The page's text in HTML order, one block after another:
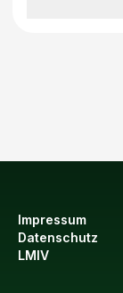
Impressum
Datenschutz
LMIV